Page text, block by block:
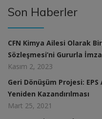
Son Haberler
CFN Kimya Ailesi Olarak
Sözleşmesi’ni Gururla
Kasım 2, 2023
Geri Dönüşüm Projesi:
Yeniden Kazandırılması
Mart 25, 2021